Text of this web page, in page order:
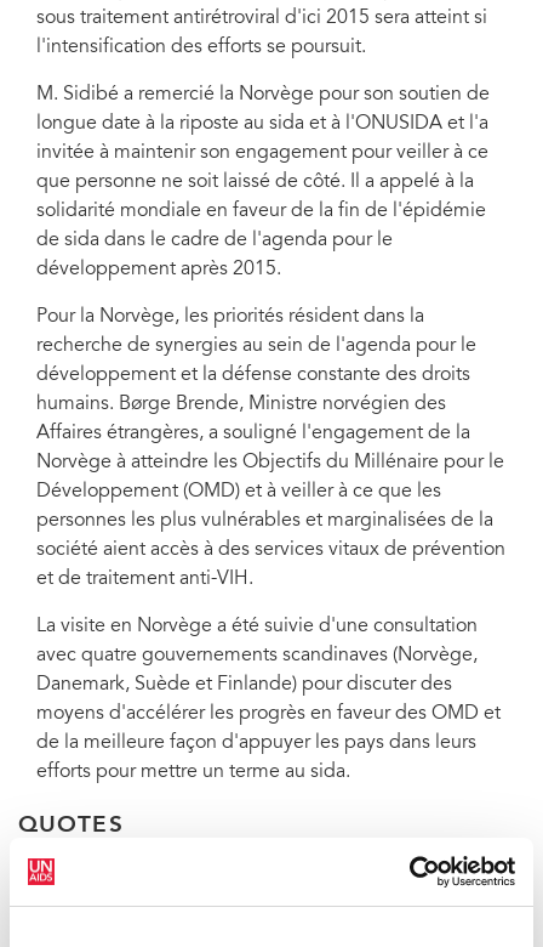
sous traitement antirétroviral d'ici 2015 sera atteint si
l'intensification des efforts se poursuit.
M. Sidibé a remercié la Norvège pour son soutien de
longue date à la riposte au sida et à l'ONUSIDA et l'a
invitée à maintenir son engagement pour veiller à ce
que personne ne soit laissé de côté. Il a appelé à la
solidarité mondiale en faveur de la fin de l'épidémie
de sida dans le cadre de l'agenda pour le
développement après 2015.
Pour la Norvège, les priorités résident dans la
recherche de synergies au sein de l'agenda pour le
développement et la défense constante des droits
humains. Børge Brende, Ministre norvégien des
Affaires étrangères, a souligné l'engagement de la
Norvège à atteindre les Objectifs du Millénaire pour le
Développement (OMD) et à veiller à ce que les
personnes les plus vulnérables et marginalisées de la
société aient accès à des services vitaux de prévention
et de traitement anti-VIH.
La visite en Norvège a été suivie d'une consultation
avec quatre gouvernements scandinaves (Norvège,
Danemark, Suède et Finlande) pour discuter des
moyens d'accélérer les progrès en faveur des OMD et
de la meilleure façon d'appuyer les pays dans leurs
efforts pour mettre un terme au sida.
QUOTES